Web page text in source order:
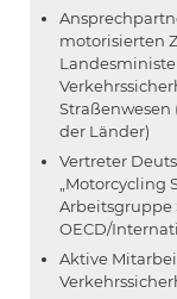
motorisierten
Straßenwesen
der Länder)
Vertreter
„Motorcycling
Arbeitsgruppe
OECD/
Aktive